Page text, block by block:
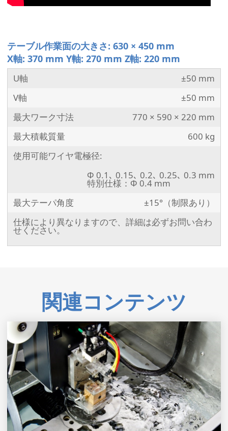
テーブル作業面の大きさ: 630 × 450 mm
X軸: 370 mm Y軸: 270 mm Z軸: 220 mm
U軸
±50 mm
V軸
±50 mm
最大ワーク寸法
770 × 590 × 220 mm
最大積載質量
600 kg
使用可能ワイヤ電極径:
Φ 0.1､ 0.15､ 0.2､ 0.25､ 0.3 mm
特別仕様：Φ 0.4 mm
最大テーパ角度
±15°（制限あり）
仕様により異なりますので、詳細は必ずお問い合わ
せください。
関連コンテンツ